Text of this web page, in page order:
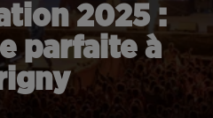
2025 :
parfaite à